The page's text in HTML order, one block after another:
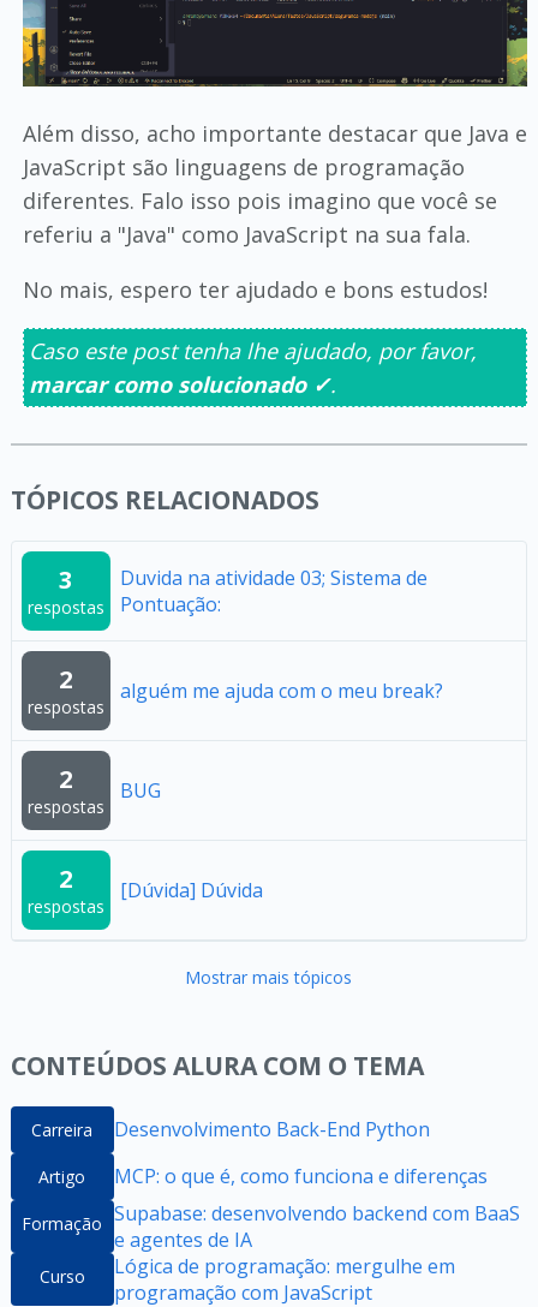
Além disso, acho importante destacar que Java e
JavaScript são linguagens de programação
diferentes. Falo isso pois imagino que você se
referiu a "Java" como JavaScript na sua fala.
No mais, espero ter ajudado e bons estudos!
Caso este post tenha lhe ajudado, por favor,
marcar como solucionado ✓.
TÓPICOS RELACIONADOS
3
respostas
Duvida na atividade 03; Sistema de
Pontuação:
2
respostas
alguém me ajuda com o meu break?
2
respostas
BUG
2
respostas
[Dúvida] Dúvida
Mostrar mais tópicos
CONTEÚDOS ALURA COM O TEMA
Carreira Desenvolvimento Back-End Python
Artigo MCP: o que é, como funciona e diferenças
Formação Supabase: desenvolvendo backend com BaaS
e agentes de IA
Curso
Lógica de programação: mergulhe em
programação com JavaScript